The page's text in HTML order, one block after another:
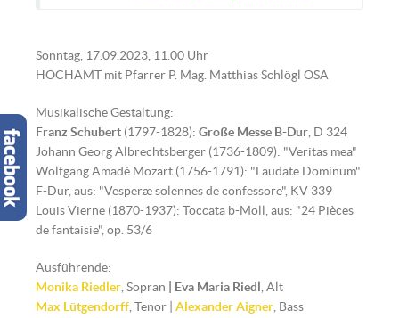
Sonntag, 17.09.2023, 11.00 Uhr
HOCHAMT mit Pfarrer P. Mag. Matthias Schlögl OSA
Musikalische Gestaltung:
Franz Schubert (1797-1828): Große Messe B-Dur , D 324
Johann Georg Albrechtsberger (1736-1809): "Veritas mea"
Wolfgang Amadé Mozart (1756-1791): "Laudate Dominum"
F-Dur, aus: "Vesperæ solennes de confessore", KV 339
Louis Vierne (1870-1937): Toccata b-Moll, aus: "24 Pièces
de fantaisie", op. 53/6
Ausführende:
Monika Riedler , Sopran | Eva Maria Riedl , Alt
Max Lütgendorff , Tenor | Alexander Aigner , Bass